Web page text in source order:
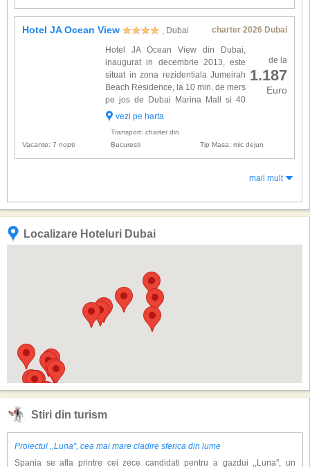
Hotel JA Ocean View , Dubai charter 2026 Dubai
de la
1.187
Euro
Hotel JA Ocean View din Dubai,
inaugurat in decembrie 2013, este
situat in zona rezidentiala Jumeirah
Beach Residence, la 10 min. de mers
pe jos de Dubai Marina Mall si 40
min de mers cu masina de Aeroportul
de camere si suite cu...
vezi pe harta
Vacante: 7 nopti
Transport: charter din
Bucuresti
Tip Masa: mic dejun
mail mult
Localizare Hoteluri Dubai
Stiri din turism
Proiectul ,,Luna'', cea mai mare cladire sferica din lume
Spania se afla printre cei zece candidati pentru a gazdui ,,Luna'', un